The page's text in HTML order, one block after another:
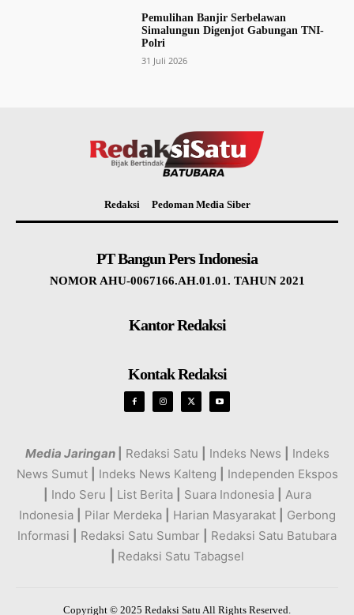
Pemulihan Banjir Serbelawan
Simalungun Digenjot Gabungan TNI-
Polri
31 Juli 2026
Redaksi Pedoman Media Siber
PT Bangun Pers Indonesia
NOMOR AHU-0067166.AH.01.01. TAHUN 2021
Kantor Redaksi
Kontak Redaksi
Media Jaringan Redaksi Satu Indeks News
Indeks
News Sumut
Indeks News Kalteng
Independen Ekspos
Indo Seru List Berita Suara Indonesia
Aura
Indonesia
Pilar Merdeka Harian Masyarakat
Gerbong
Informasi
Redaksi Satu Sumbar
Redaksi Satu Batubara
Redaksi Satu Tabagsel
Copyright © 2025 Redaksi Satu All Rights Reserved.